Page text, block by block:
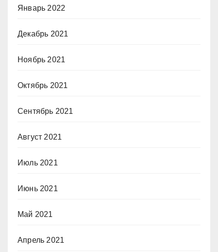
Январь 2022
Декабрь 2021
Ноябрь 2021
Октябрь 2021
Сентябрь 2021
Август 2021
Июль 2021
Июнь 2021
Май 2021
Апрель 2021